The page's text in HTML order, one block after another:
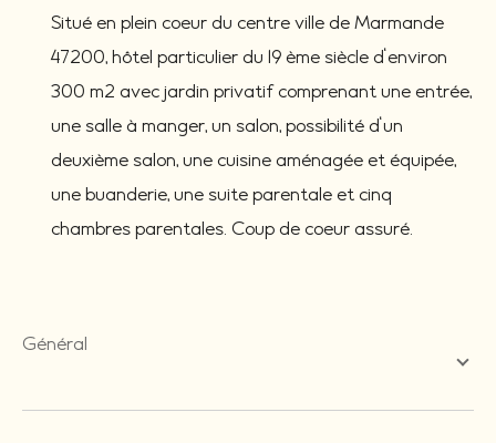
Situé en plein coeur du centre ville de Marmande
47200, hôtel particulier du 19 ème siècle d'environ
300 m2 avec jardin privatif comprenant une entrée,
une salle à manger, un salon, possibilité d'un
deuxième salon, une cuisine aménagée et équipée,
une buanderie, une suite parentale et cinq
chambres parentales. Coup de coeur assuré.
général